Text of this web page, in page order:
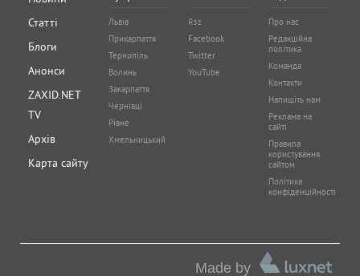
Статті
Блоги
Анонси
ZAXID.NET
TV
Архів
Карта сайту
Львів
Прикарпаття
Тернопіль
Волинь
Закарпаття
Чернівці
Рівне
Хмельницький
Rss
Facebook
Twitter
YouTube
Про нас
Редакційна
політика
Команда
Контакти
Напишіть нам
Реклама на
сайті
Правила
користування
сайтом
Політика
конфіденційності
Made by